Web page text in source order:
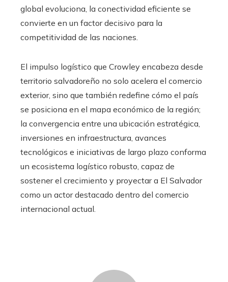
global evoluciona, la conectividad eficiente se
convierte en un factor decisivo para la
competitividad de las naciones.
El impulso logístico que Crowley encabeza desde
territorio salvadoreño no solo acelera el comercio
exterior, sino que también redefine cómo el país
se posiciona en el mapa económico de la región;
la convergencia entre una ubicación estratégica,
inversiones en infraestructura, avances
tecnológicos e iniciativas de largo plazo conforma
un ecosistema logístico robusto, capaz de
sostener el crecimiento y proyectar a El Salvador
como un actor destacado dentro del comercio
internacional actual.